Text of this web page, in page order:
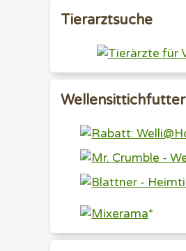
Tierarztsuche
Wellensittichfutter